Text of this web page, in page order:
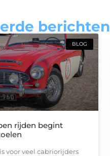
berichten
BLOG
rijden begint
voor veel cabriorijders